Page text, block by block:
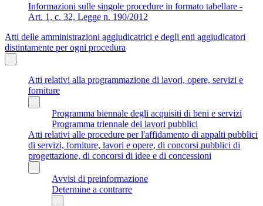
Informazioni sulle singole procedure in formato tabellare -
Art. 1, c. 32, Legge n. 190/2012
Atti delle amministrazioni aggiudicatrici e degli enti aggiudicatori
distintamente per ogni procedura
Atti relativi alla programmazione di lavori, opere, servizi e
forniture
Programma biennale degli acquisiti di beni e servizi
Programma triennale dei lavori pubblici
Atti relativi alle procedure per l'affidamento di appalti pubblici
di servizi, forniture, lavori e opere, di concorsi pubblici di
progettazione, di concorsi di idee e di concessioni
Avvisi di preinformazione
Determine a contrarre